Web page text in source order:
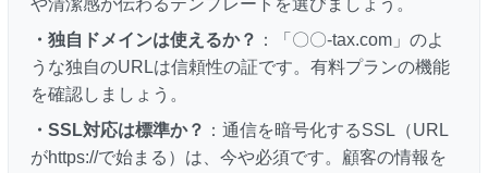
・独自ドメインは使えるか？ ：「〇〇-tax.com」のよ
うな独自のURLは信頼性の証です。有料プランの機能
を確認しましょう。
・SSL対応は標準か？ ：通信を暗号化するSSL（URL
がhttps://で始まる）は、今や必須です。顧客の情報を